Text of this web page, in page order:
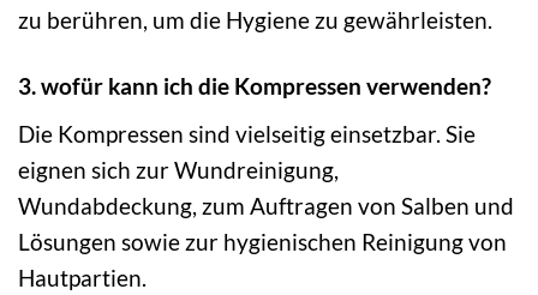
zu berühren, um die Hygiene zu gewährleisten.
3. wofür kann ich die Kompressen verwenden?
Die Kompressen sind vielseitig einsetzbar. Sie
eignen sich zur Wundreinigung,
Wundabdeckung, zum Auftragen von Salben und
Lösungen sowie zur hygienischen Reinigung von
Hautpartien.